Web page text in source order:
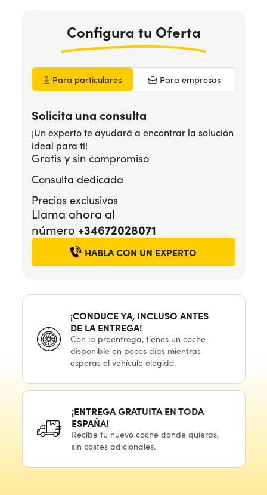
¿Necesitas ayuda? +34672028071
Configura tu Oferta
Para particulares Para empresas
Solicita una consulta
¡Un experto te ayudará a encontrar la solución
ideal para ti!
Gratis y sin compromiso
Consulta dedicada
Precios exclusivos
Llama ahora al
número +34672028071
HABLA CON UN EXPERTO
¡CONDUCE YA, INCLUSO ANTES
DE LA ENTREGA!
Con la preentrega,tienes un coche
disponible en pocosdías mientras
esperas el vehículoelegido.
¡ENTREGA GRATUITA EN TODA
ESPAÑA!
Recibe tu nuevocoche donde quieras,
sin costes adicionales.